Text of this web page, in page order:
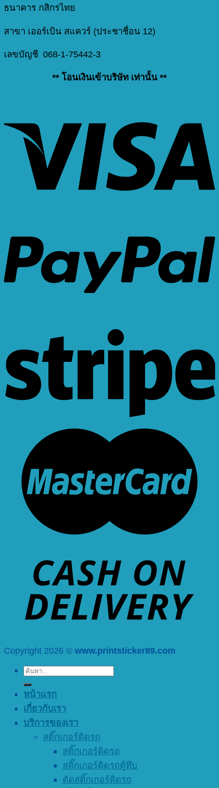
ธนาคาร กสิกรไทย
สาขา เออร์เบิน สแควร์ (ประชาชื่อน 12)
เลขบัญชี 068-1-75442-3
** โอนเงินเข้าบริษัท เท่านั้น **
Copyright 2026 © www.printsticker89.com
ค้นหา:
หน้าแรก
เกี่ยวกับเรา
บริการของเรา
สติ๊กเกอร์ติดรถ
สติ๊กเกอร์ติดรถ
สติ๊กเกอร์ติดรถตู้ทึบ
ตัดสติ๊กเกอร์ติดรถ